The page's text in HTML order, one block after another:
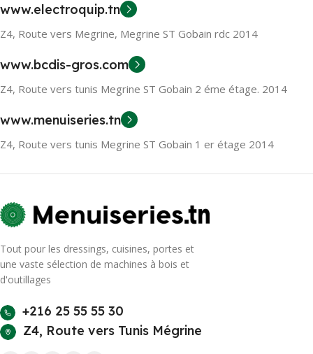
www.electroquip.tn
Z4, Route vers Megrine, Megrine ST Gobain rdc 2014
www.bcdis-gros.com
Z4, Route vers tunis Megrine ST Gobain 2 éme étage. 2014
www.menuiseries.tn
Z4, Route vers tunis Megrine ST Gobain 1 er étage 2014
Tout pour les dressings, cuisines, portes et
une vaste sélection de machines à bois et
d'outillages
+216 25 55 55 30
Z4, Route vers Tunis Mégrine